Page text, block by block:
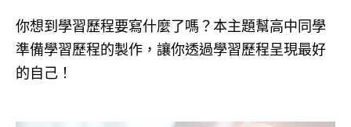
你想到學習歷程要寫什麼了嗎？本主題幫高中同學
準備學習歷程的製作，讓你透過學習歷程呈現最好
的自己！